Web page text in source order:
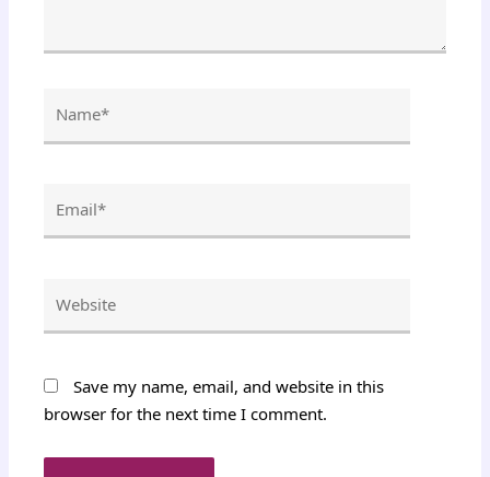
Save my name, email, and website in this
browser for the next time I comment.